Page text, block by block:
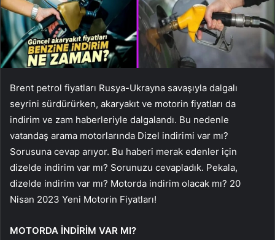
Brent petrol fiyatları Rusya-Ukrayna savaşıyla dalgalı
seyrini sürdürürken, akaryakıt ve motorin fiyatları da
indirim ve zam haberleriyle dalgalandı. Bu nedenle
vatandaş arama motorlarında Dizel indirimi var mı?
Sorusuna cevap arıyor. Bu haberi merak edenler için
dizelde indirim var mı? Sorunuzu cevapladık. Pekala,
dizelde indirim var mı? Motorda indirim olacak mı? 20
Nisan 2023 Yeni Motorin Fiyatları!
MOTORDA İNDİRİM VAR MI?